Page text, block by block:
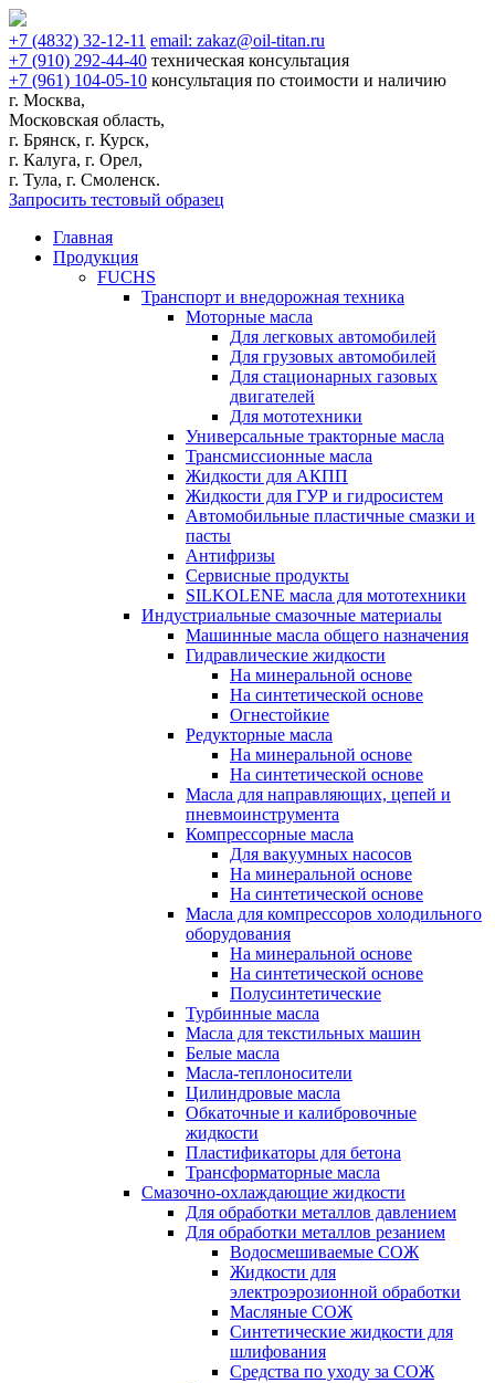
+7 (4832) 32-12-11 email: zakaz@oil-titan.ru
+7 (910) 292-44-40 техническая консультация
+7 (961) 104-05-10 консультация по стоимости и наличию
г. Москва,
Московская область,
г. Брянск, г. Курск,
г. Калуга, г. Орел,
г. Тула, г. Смоленск.
Запросить тестовый образец
Главная
Продукция
FUCHS
Транспорт и внедорожная техника
Моторные масла
Для легковых автомобилей
Для грузовых автомобилей
Для стационарных газовых
двигателей
Для мототехники
Универсальные тракторные масла
Трансмиссионные масла
Жидкости для АКПП
Жидкости для ГУР и гидросистем
Автомобильные пластичные смазки и
пасты
Антифризы
Сервисные продукты
SILKOLENE масла для мототехники
Индустриальные смазочные материалы
Машинные масла общего назначения
Гидравлические жидкости
На минеральной основе
На синтетической основе
Огнестойкие
Редукторные масла
На минеральной основе
На синтетической основе
Масла для направляющих, цепей и
пневмоинструмента
Компрессорные масла
Для вакуумных насосов
На минеральной основе
На синтетической основе
Масла для компрессоров холодильного
оборудования
На минеральной основе
На синтетической основе
Полусинтетические
Турбинные масла
Масла для текстильных машин
Белые масла
Масла-теплоносители
Цилиндровые масла
Обкаточные и калибровочные
жидкости
Пластификаторы для бетона
Трансформаторные масла
Смазочно-охлаждающие жидкости
Для обработки металлов давлением
Для обработки металлов резанием
Водосмешиваемые СОЖ
Жидкости для
электроэрозионной обработки
Масляные СОЖ
Синтетические жидкости для
шлифования
Средства по уходу за СОЖ